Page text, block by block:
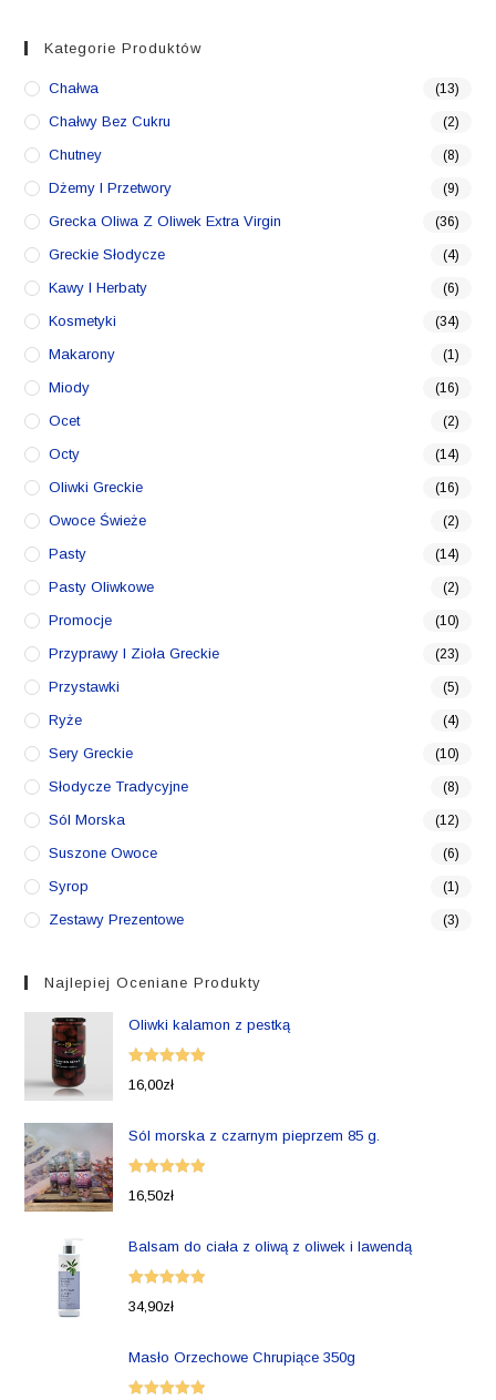
Kategorie Produktów
Chałwa (13)
Chałwy Bez Cukru (2)
Chutney (8)
Dżemy I Przetwory (9)
Grecka Oliwa Z Oliwek Extra Virgin (36)
Greckie Słodycze (4)
Kawy I Herbaty (6)
Kosmetyki (34)
Makarony (1)
Miody (16)
Ocet (2)
Octy (14)
Oliwki Greckie (16)
Owoce Świeże (2)
Pasty (14)
Pasty Oliwkowe (2)
Promocje (10)
Przyprawy I Zioła Greckie (23)
Przystawki (5)
Ryże (4)
Sery Greckie (10)
Słodycze Tradycyjne (8)
Sól Morska (12)
Suszone Owoce (6)
Syrop (1)
Zestawy Prezentowe (3)
Najlepiej Oceniane Produkty
Oliwki kalamon z pestką
Oceniono
16,00zł
Sól morska z czarnym pieprzem 85 g.
Oceniono
16,50zł
Balsam do ciała z oliwą z oliwek i lawendą
Oceniono
34,90zł
Masło Orzechowe Chrupiące 350g